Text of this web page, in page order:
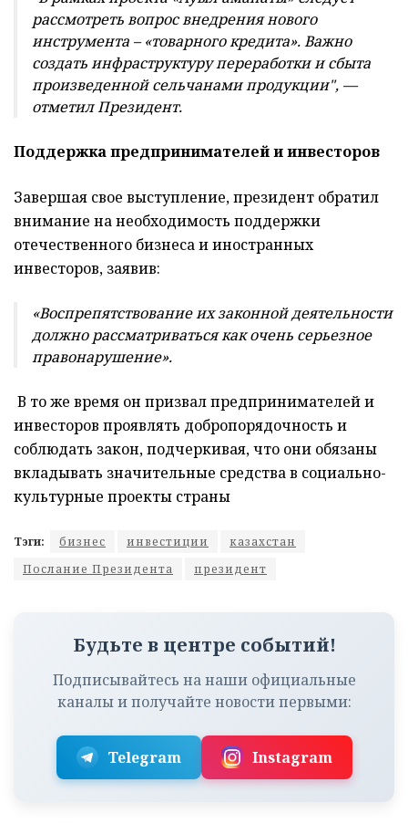
рассмотреть вопрос внедрения нового
инструмента – «товарного кредита». Важно
создать инфраструктуру переработки и сбыта
произведенной сельчанами продукции", —
отметил Президент.
Поддержка предпринимателей и инвесторов
Завершая свое выступление, президент обратил
внимание на необходимость поддержки
отечественного бизнеса и иностранных
инвесторов, заявив:
«Воспрепятствование их законной деятельности
должно рассматриваться как очень серьезное
правонарушение».
В то же время он призвал предпринимателей и
инвесторов проявлять добропорядочность и
соблюдать закон, подчеркивая, что они обязаны
вкладывать значительные средства в социально-
культурные проекты страны
Тэги: бизнес инвестиции
казахстан
Послание Президента
президент
Будьте в центре событий!
Подписывайтесь на наши официальные
каналы и получайте новости первыми:
Telegram Instagram